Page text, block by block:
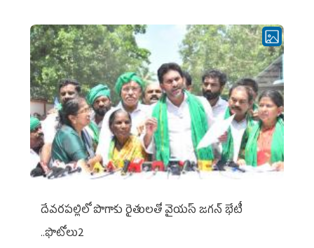
దేవరపల్లిలో పొగాకు రైతులతో వైయస్ జగన్ భేటీ
..ఫొటోలు2